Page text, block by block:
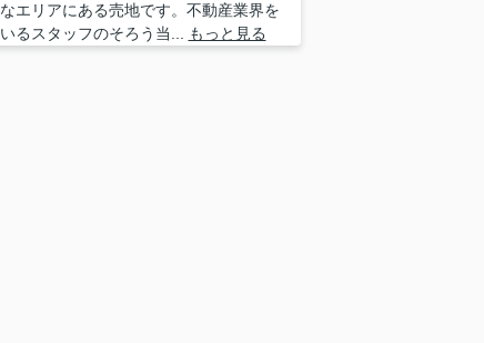
エリアにある売地です。不動産業界を
るスタッフのそろう当...
もっと見る